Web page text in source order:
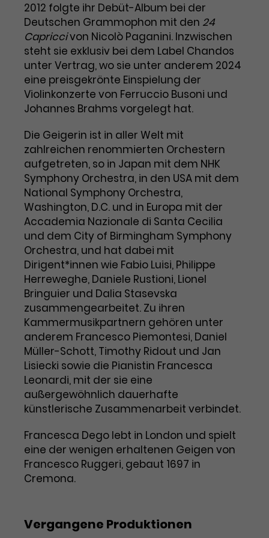
Benutzer*in wiedererkannt werden,
und es wird Zugang zu
geschützten Bereichen gewährt.
Name cookie_optin
Anbieter TYPO3
Laufzeit 1 Monat
Zweck
Enthält die gewählten Tracking-
Optin-Einstellungen.
Laufzeit 2 Jahre
Zweck
Dieses Cookie wird von Google
Analytics installiert. Das Cookie
wird verwendet, um
Besucher*innen-, Sitzungs- und
Kampagnendaten zu berechnen
und die Nutzung der Website für
verfolgen. Die Cookies speichern
Informationen anonym und weisen
eine zufallsgenerierte Nummer zu,
um Besuche zu erkennen.
Name _gid
Anbieter Google Analytics
Laufzeit 1 Tag
Zweck
Dieses Cookie wird von Google
Analytics installiert. Das Cookie
wird verwendet, um Informationen
darüber zu speichern, wie
Besucher*innen eine Website
nutzen, und hilft bei der Erstellung
eines Analyseberichts über die
Performance der Website. Die
anonymisierter Form die Anzahl
der Besuche, die Quelle, aus der sie
stammen, und die besuchten
Seiten.
Name _gat_UA-63561367-1
Marketing
Diese Gruppe beinhaltet alle Scripte, die es uns
ermöglichen die Leistung unserer
Werbekampagnen zu analysieren und
Conversions zu messen. Außerdem helfen sie
uns dabei Werbeanzeigen und Inhalte besser auf
die Interessen unserer Nutzer abzustimmen.
Name
_gcl_au
Laufzeit 3 Monate
Zweck
Wird von Google verwendet, um
die Effizienz von Werbeanzeigen zu
messen und Conversions zu
speichern. Dieses Cookie hilft dabei
nachzuvollziehen, ob Nutzer über
Google-Anzeigen auf unsere
Website gelangt sind.
Name _gcl_aw
Anbieter Google Ads
Laufzeit 3 Monate
Dieses Cookie speichert
Informationen zu Werbeklicks und
Conversions zu Google Ads-
Kampagnen.
Anbieter Google / DoubleClick
Cookie-Informationen
2012 folgte ihr Debüt-Album bei der
Deutschen Grammophon mit den 24
Capriccivon Nicolò Paganini. Inzwischen
steht sie exklusiv bei dem Label Chandos
unter Vertrag, wo sie unter anderem 2024
eine preisgekrönte Einspielung der
Violinkonzerte von Ferruccio Busoni und
Johannes Brahms vorgelegt hat.
Die Geigerin ist in aller Welt mit
zahlreichen renommierten Orchestern
aufgetreten, so in Japan mit dem NHK
Symphony Orchestra, in den USA mit dem
National Symphony Orchestra,
Washington, D.C. und in Europa mit der
Accademia Nazionale di Santa Cecilia
und dem City of Birmingham Symphony
Orchestra, und hat dabei mit
Dirigent*innen wie Fabio Luisi, Philippe
Herreweghe, Daniele Rustioni, Lionel
Bringuier und Dalia Stasevska
zusammengearbeitet. Zu ihren
Kammermusikpartnern gehören unter
anderem Francesco Piemontesi, Daniel
Müller-Schott, Timothy Ridout und Jan
Lisiecki sowie die Pianistin Francesca
Leonardi, mit der sie eine
außergewöhnlich dauerhafte
künstlerische Zusammenarbeit verbindet.
Francesca Dego lebt in London und spielt
eine der wenigen erhaltenen Geigen von
Francesco Ruggeri, gebaut 1697 in
Cremona.
Vergangene Produktionen